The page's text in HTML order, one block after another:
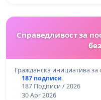
Справедливост за
Гражданска инициатива за
187 подписи
187 Подписи / 2026
30 Apr 2026